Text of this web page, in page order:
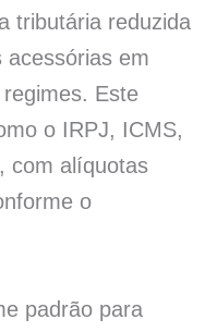
tributária reduzida
acessórias em
Este
o IRPJ, ICMS,
com alíquotas
o
padrão para